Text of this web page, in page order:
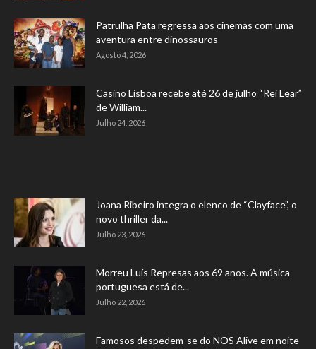
Patrulha Pata regressa aos cinemas com uma
aventura entre dinossauros
Agosto 4, 2026
Casino Lisboa recebe até 26 de julho “Rei Lear”
de William...
Julho 24, 2026
Joana Ribeiro integra o elenco de “Clayface”, o
novo thriller da...
Julho 23, 2026
Morreu Luís Represas aos 69 anos. A música
portuguesa está de...
Julho 22, 2026
Famosos despedem-se do NOS Alive em noite